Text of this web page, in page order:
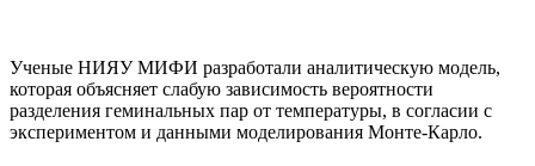
Ученые НИЯУ МИФИ разработали аналитическую модель,
которая объясняет слабую зависимость вероятности
разделения геминальных пар от температуры, в согласии с
экспериментом и данными моделирования Монте-Карло.